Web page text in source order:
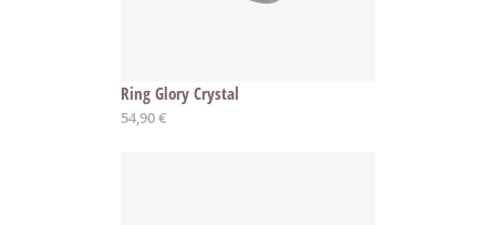
Ring Glory Crystal
54,90 €